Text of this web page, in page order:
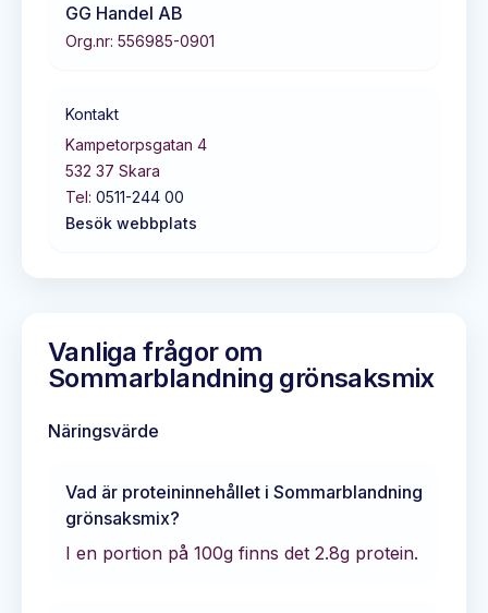
GG Handel AB
Org.nr: 556985-0901
Kontakt
Kampetorpsgatan 4
532 37 Skara
Tel: 0511-244 00
Besök webbplats
Vanliga frågor om
Sommarblandning grönsaksmix
Näringsvärde
Vad är proteininnehållet i Sommarblandning
grönsaksmix?
I en portion på 100g finns det 2.8g protein.